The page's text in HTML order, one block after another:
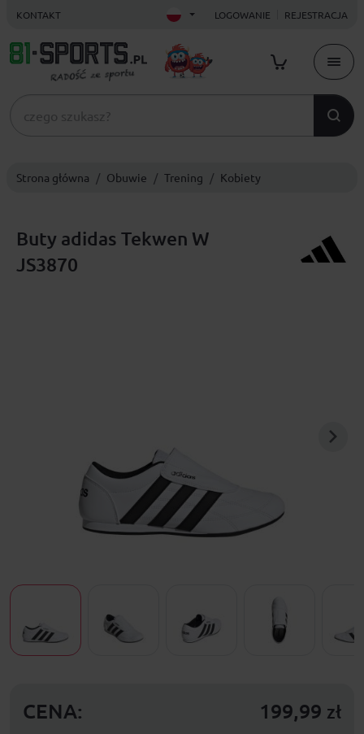
KONTAKT LOGOWANIE REJESTRACJA
Strona główna Obuwie Trening Kobiety
Buty adidas Tekwen W
JS3870
CENA: 199,99 zł